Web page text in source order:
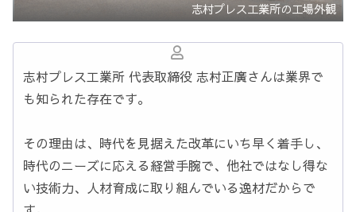
志村プレス工業所の工場外観
志村プレス工業所 代表取締役 志村正廣さんは業界で
も知られた存在です。
その理由は、時代を見据えた改革にいち早く着手し、
時代のニーズに応える経営手腕で、他社ではなし得な
い技術力、人材育成に取り組んでいる逸材だからで